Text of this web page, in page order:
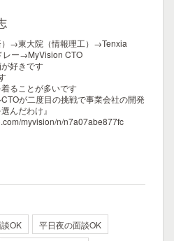
）→東大院（情報理工）→Tenxia
ー→MyVision CTO
好きです
ることが多いです
CTOが二度目の挑戦で事業会社の開発
んだわけ』
myvision/n/n7a07abe877fc
OK
平日夜の面談OK